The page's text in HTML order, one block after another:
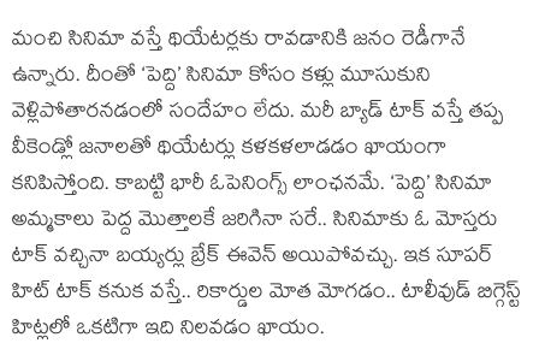
మంచి సినిమా వస్తే థియేటర్లకు రావడానికి జనం రెడీగానే
ఉన్నారు. దీంతో ‘పెద్ది’ సినిమా కోసం కళ్లు మూసుకుని
వెళ్లిపోతారనడంలో సందేహం లేదు. మరీ బ్యాడ్ టాక్ వస్తే తప్ప
వీకెండ్లో జనాలతో థియేటర్లు కళకళలాడడం ఖాయంగా
కనిపిస్తోంది. కాబట్టి భారీ ఓపెనింగ్స్ లాంఛనమే. ‘పెద్ది’ సినిమా
అమ్మకాలు పెద్ద మొత్తాలకే జరిగినా సరే.. సినిమాకు ఓ మోస్తరు
టాక్ వచ్చినా బయ్యర్లు బ్రేక్ ఈవెన్ అయిపోవచ్చు. ఇక సూపర్
హిట్ టాక్ కనుక వస్తే.. రికార్డుల మోత మోగడం.. టాలీవుడ్ బిగ్గెస్ట్
హిట్లలో ఒకటిగా ఇది నిలవడం ఖాయం.